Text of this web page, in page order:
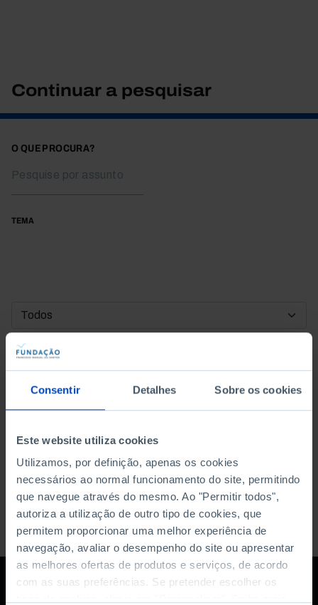
Consentir Detalhes Sobre os cookies
Este website utiliza cookies
Utilizamos, por definição, apenas os cookies
necessários ao normal funcionamento do site, permitindo
que navegue através do mesmo. Ao "Permitir todos",
autoriza a utilização de outro tipo de cookies, que
permitem proporcionar uma melhor experiência de
navegação, avaliar o desempenho do site ou apresentar
as melhores ofertas de produtos e serviços, de acordo
com as suas preferências. Se pretender escolher os
Continuar a pesquisar
O QUE PROCURA?
TEMA
DATA DE INÍCIO
DATA DE FIM